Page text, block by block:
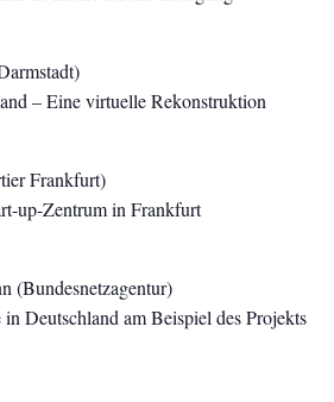
– Eine virtuelle Rekonstruktion
Frankfurt)
up-Zentrum in Frankfurt
(Bundesnetzagentur)
Deutschland am Beispiel des Projekts